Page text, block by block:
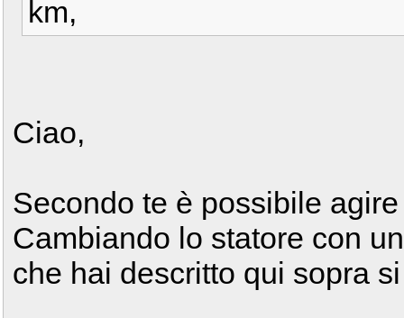
km,
Ciao,
Secondo te è possibile
Cambiando lo statore con
che hai descritto qui sopra